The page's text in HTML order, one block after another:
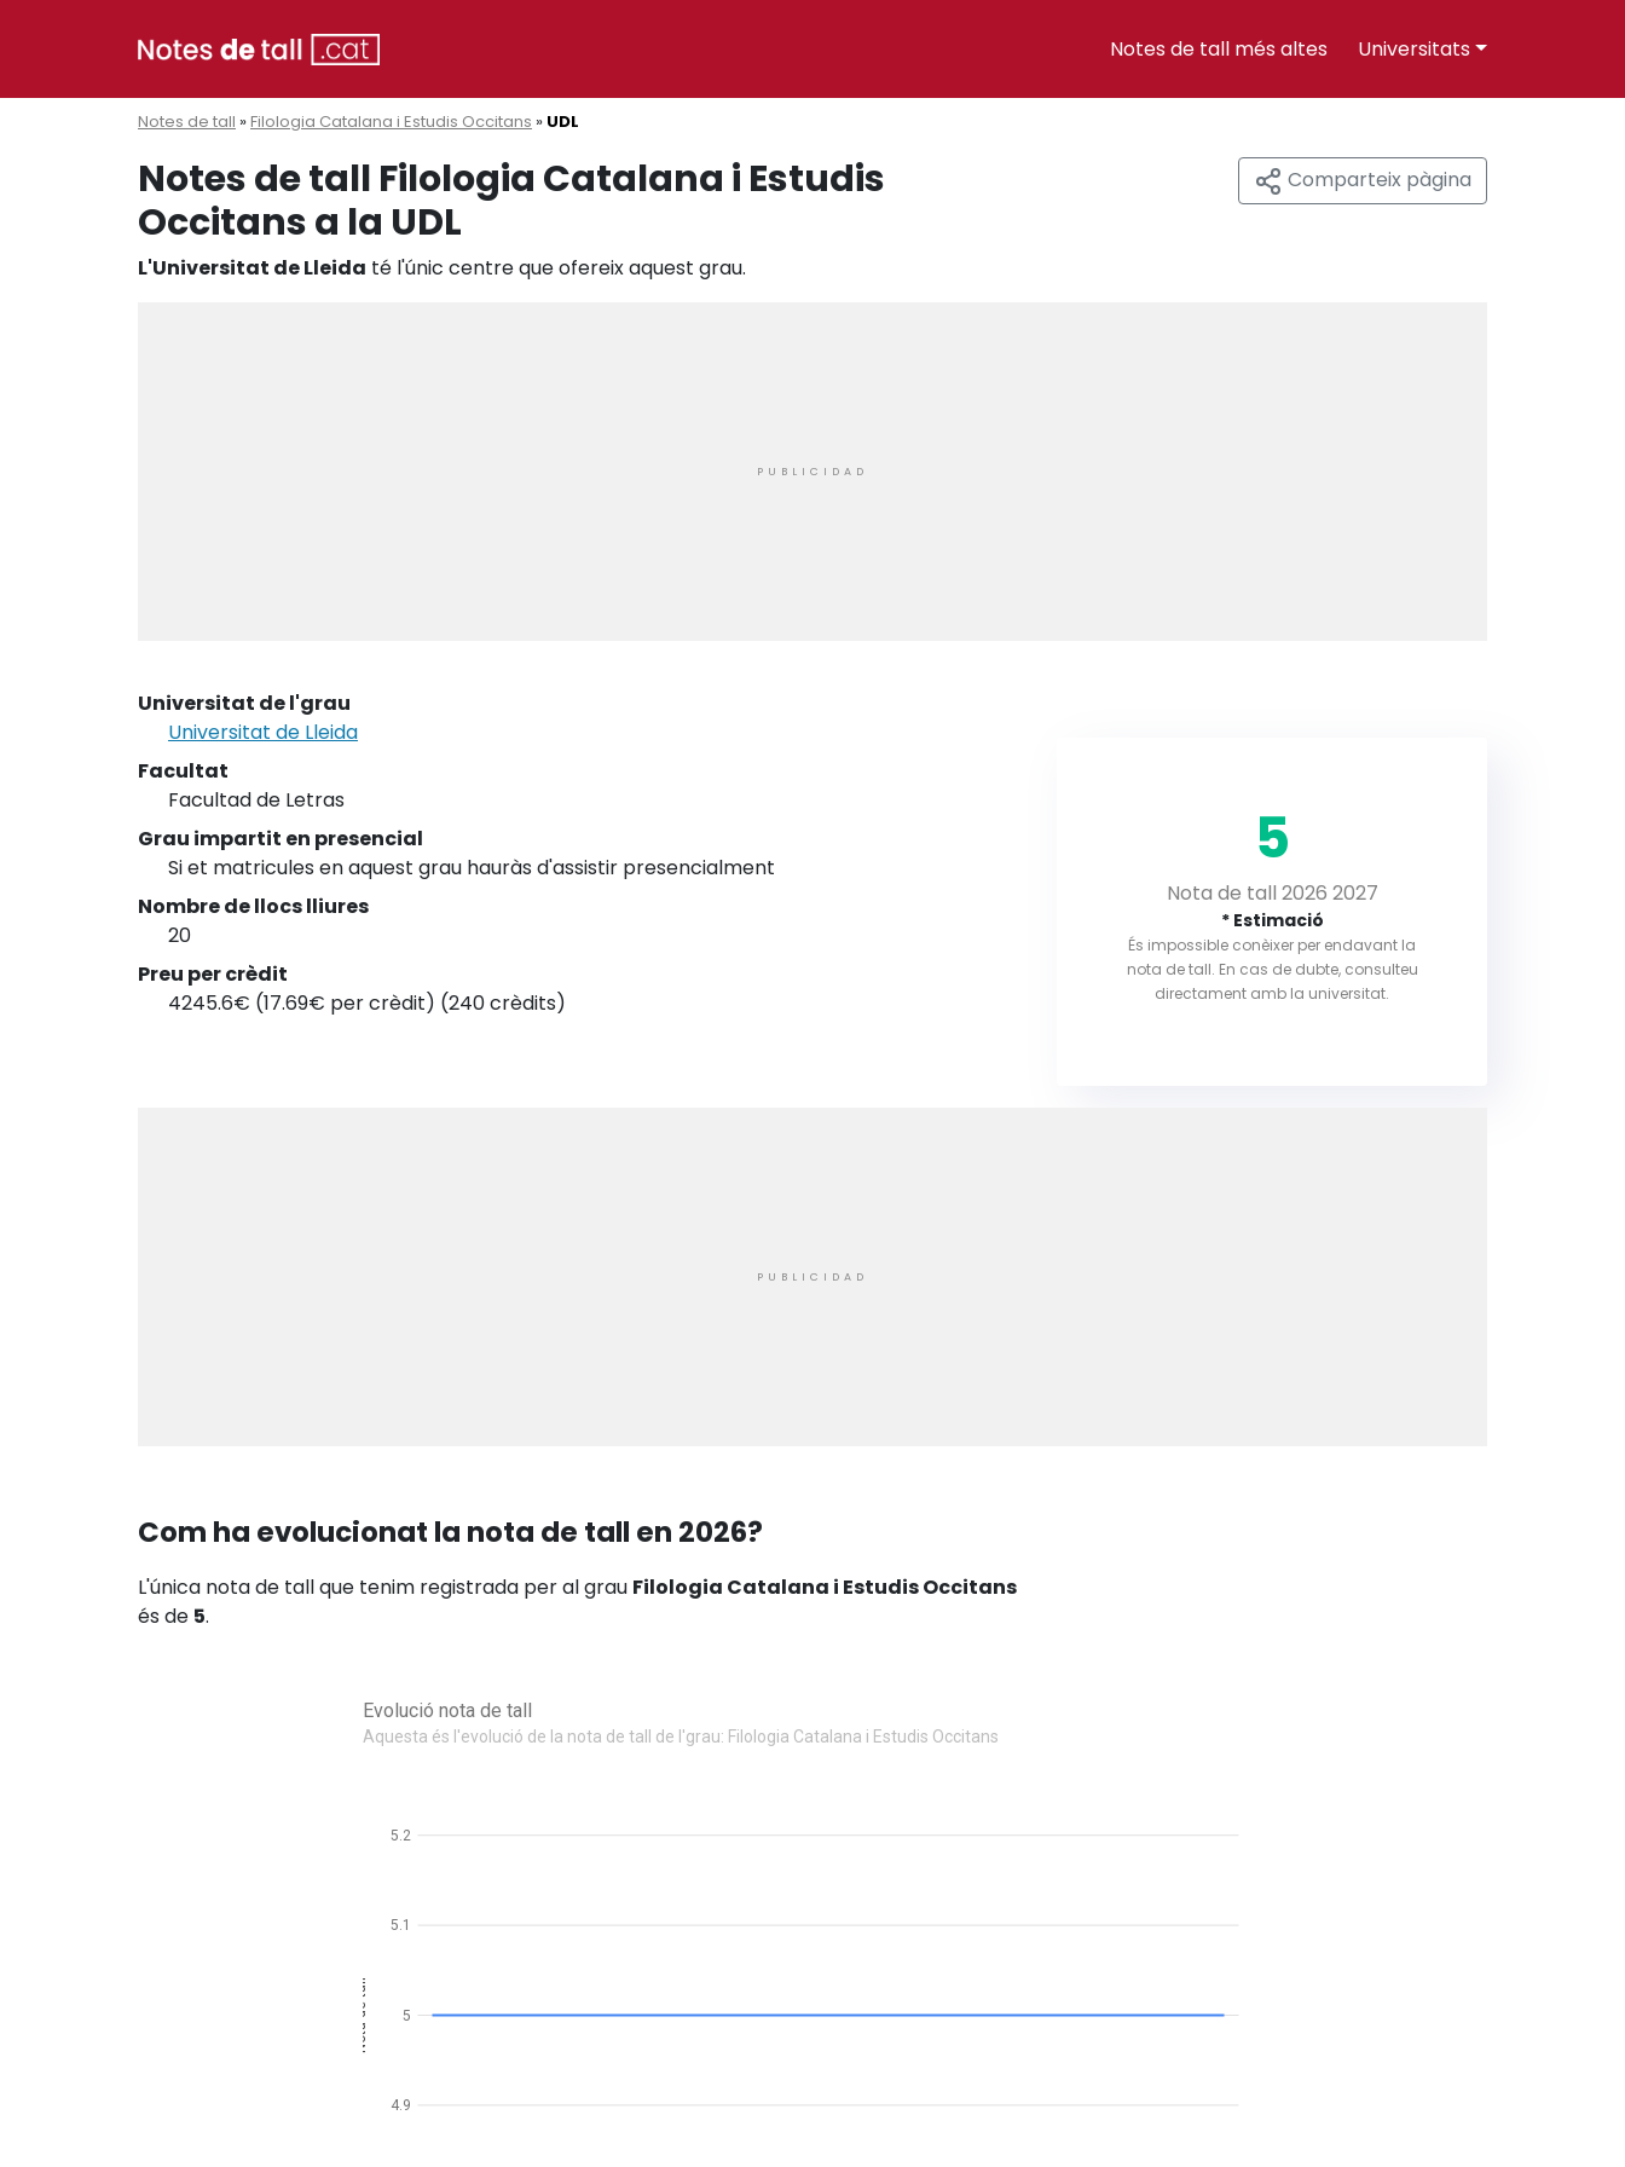
Notes de tall més altes Universitats
Notes de tall »Filologia Catalana i Estudis Occitans » UDL
Notes de tall Filologia Catalana i Estudis
Occitans a la UDL
Comparteix pàgina
L'Universitat de Lleida té l'únic centre que ofereix aquest grau.
Universitat de l'grau
Universitat de Lleida
Facultat
Facultad de Letras
Grau impartit en presencial
Si et matricules en aquest grau hauràs d'assistir presencialment
Nombre de llocs lliures
20
Preu per crèdit
4245.6€ (17.69€ per crèdit) (240 crèdits)
5
Nota de tall 2026 2027
* Estimació
És impossible conèixer per endavant la
nota de tall. En cas de dubte, consulteu
directament amb la universitat.
Com ha evolucionat la nota de tall en 2026?
L'única nota de tall que tenim registrada per al grau Filologia Catalana i Estudis Occitans
és de 5.
Evolució nota de tall
Aquesta és l'evolució de la nota de tall de l'grau: Filologia Catalana i Estudis Occitans
4.9
5
5.1
5.2
Nota de tall